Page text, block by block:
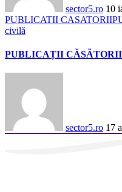
sector5.ro 10
PUBLICATII CASATORII
civilă
PUBLICAȚII CĂSĂTORII
sector5.ro 17